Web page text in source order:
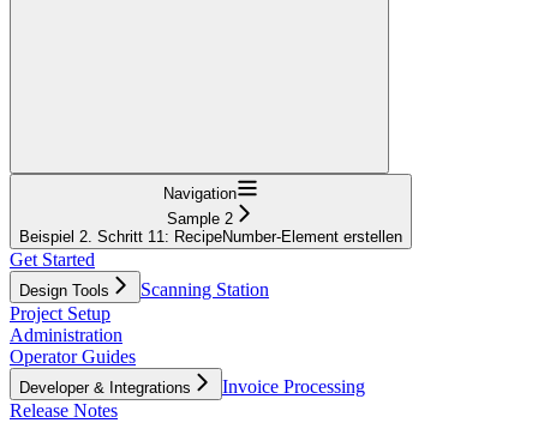
Navigation
Sample 2
Beispiel 2. Schritt 11: RecipeNumber-Element erstellen
Get Started
Design Tools
Scanning Station
Project Setup
Administration
Operator Guides
Developer & Integrations
Invoice Processing
Release Notes